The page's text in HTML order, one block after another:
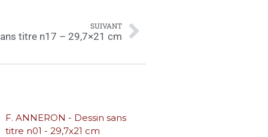
SUIVANT
titre n17 – 29,7×21 cm
F. ANNERON - Dessin sans
titre n01 - 29,7x21 cm